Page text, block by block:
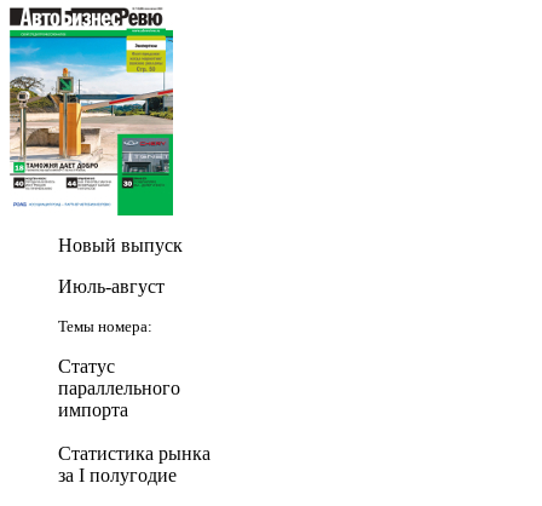
Новый выпуск
Июль-август
Темы номера:
Статус
параллельного
импорта
Статистика рынка
за I полугодие